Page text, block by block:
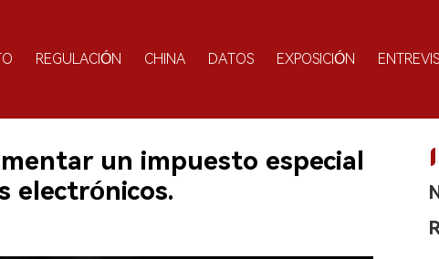
REGULACIÓN CHINA DATOS EXPOSICIÓN
un impuesto especial
electrónicos.